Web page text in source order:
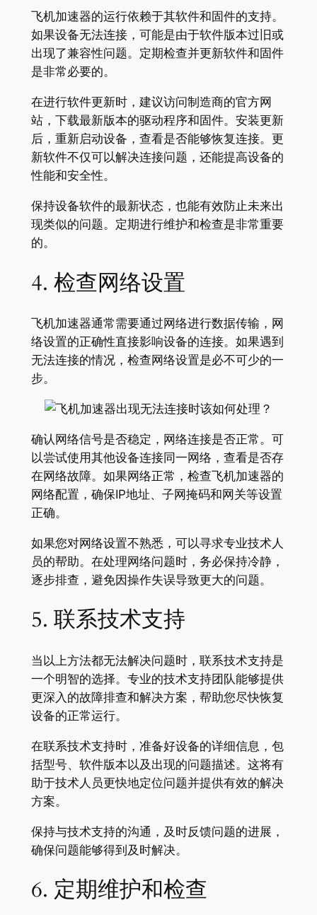
飞机加速器的运行依赖于其软件和固件的支持。
如果设备无法连接，可能是由于软件版本过旧或
出现了兼容性问题。定期检查并更新软件和固件
是非常必要的。
在进行软件更新时，建议访问制造商的官方网
站，下载最新版本的驱动程序和固件。安装更新
后，重新启动设备，查看是否能够恢复连接。更
新软件不仅可以解决连接问题，还能提高设备的
性能和安全性。
保持设备软件的最新状态，也能有效防止未来出
现类似的问题。定期进行维护和检查是非常重要
的。
4. 检查网络设置
飞机加速器通常需要通过网络进行数据传输，网
络设置的正确性直接影响设备的连接。如果遇到
无法连接的情况，检查网络设置是必不可少的一
步。
确认网络信号是否稳定，网络连接是否正常。可
以尝试使用其他设备连接同一网络，查看是否存
在网络故障。如果网络正常，检查飞机加速器的
网络配置，确保IP地址、子网掩码和网关等设置
正确。
如果您对网络设置不熟悉，可以寻求专业技术人
员的帮助。在处理网络问题时，务必保持冷静，
逐步排查，避免因操作失误导致更大的问题。
5. 联系技术支持
当以上方法都无法解决问题时，联系技术支持是
一个明智的选择。专业的技术支持团队能够提供
更深入的故障排查和解决方案，帮助您尽快恢复
设备的正常运行。
在联系技术支持时，准备好设备的详细信息，包
括型号、软件版本以及出现的问题描述。这将有
助于技术人员更快地定位问题并提供有效的解决
方案。
保持与技术支持的沟通，及时反馈问题的进展，
确保问题能够得到及时解决。
6. 定期维护和检查